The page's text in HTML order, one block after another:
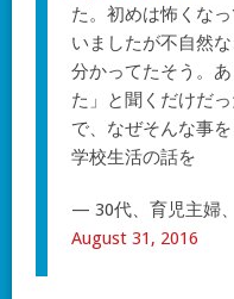
た。初めは怖くな
いましたが不自然
分かってたそう。
た」と聞くだけだっ
で、なぜそんな事
学校生活の話を
— 30代、育児主婦
August 31, 2016